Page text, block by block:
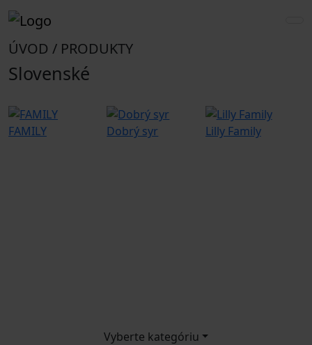
ÚVOD / PRODUKTY
Slovenské
FAMILY Dobrý syr Lilly Family
Vyberte kategóriu